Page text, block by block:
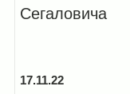
Сегаловича
17.11.22